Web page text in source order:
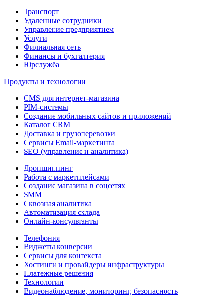
Транспорт
Удаленные сотрудники
Управление предприятием
Услуги
Филиальная сеть
Финансы и бухгалтерия
Юрслужба
Продукты и технологии
CMS для интернет-магазина
PIM-системы
Создание мобильных сайтов и приложений
Каталог CRM
Доставка и грузоперевозки
Сервисы Email-маркетинга
SEO (управление и аналитика)
Дропшиппинг
Работа с маркетплейсами
Создание магазина в соцсетях
SMM
Сквозная аналитика
Автоматизация склада
Онлайн-консультанты
Телефония
Виджеты конверсии
Сервисы для контекста
Хостинги и провайдеры инфраструктуры
Платежные решения
Технологии
Видеонаблюдение, мониторинг, безопасность